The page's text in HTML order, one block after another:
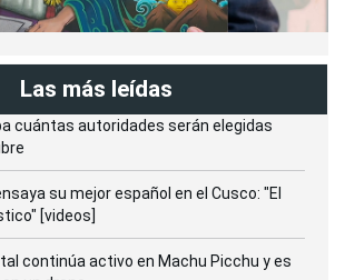
Las más leídas
cuántas autoridades serán elegidas
su mejor español en el Cusco: "El
[videos]
continúa activo en Machu Picchu y es